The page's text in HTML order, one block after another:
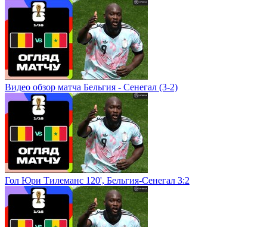
Видео обзор матча Бельгия - Сенегал (3-2)
Гол Юри Тилеманс 120', Бельгия-Сенегал 3:2